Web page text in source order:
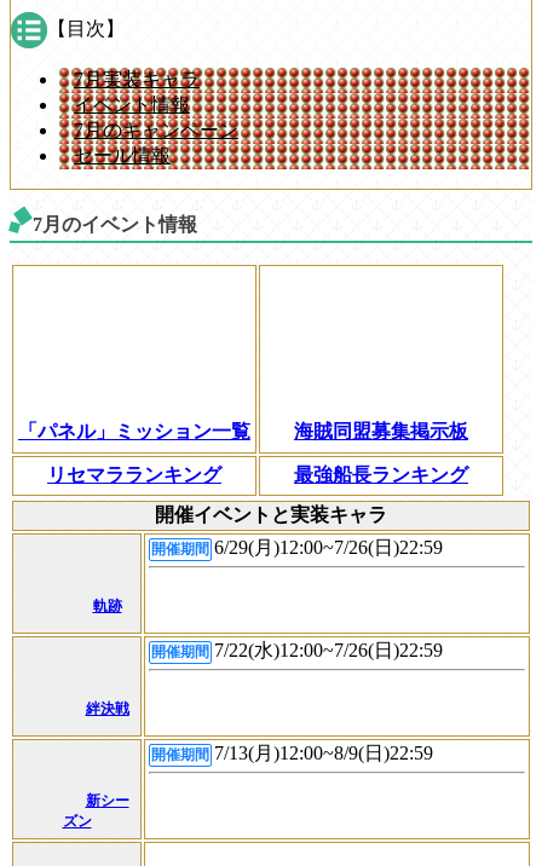
【目次】
7月実装キャラ
イベント情報
7月のキャンペーン
セール情報
7月のイベント情報
「パネル」ミッション一覧 海賊同盟募集掲示板
リセマラランキング
最強船長ランキング
開催イベントと実装キャラ
軌跡
開催期間 6/29(月)12:00~7/26(日)22:59
絆決戦
開催期間 7/22(水)12:00~7/26(日)22:59
新シー
ズン
開催期間 7/13(月)12:00~8/9(日)22:59